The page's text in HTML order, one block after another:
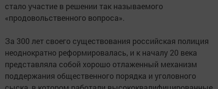
стало участие в решении так называемого
«продовольственного вопроса».
За 300 лет своего существования российская полиция
неоднократно реформировалась, и к началу 20 века
представляла собой хорошо отлаженный механизм
поддержания общественного порядка и уголовного